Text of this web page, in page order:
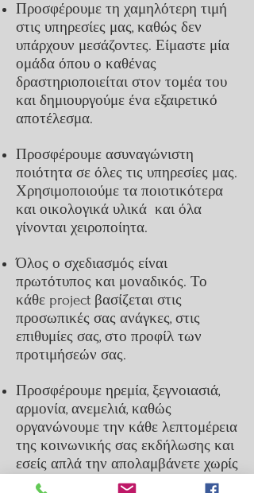
Προσφέρουμε τη χαμηλότερη τιμή
στις υπηρεσίες μας, καθώς δεν
υπάρχουν μεσάζοντες. Είμαστε μία
ομάδα όπου ο καθένας
δραστηριοποιείται στον τομέα του
και δημιουργούμε ένα εξαιρετικό
αποτέλεσμα.
Προσφέρουμε ασυναγώνιστη
ποιότητα σε όλες τις υπηρεσίες μας.
Χρησιμοποιούμε τα ποιοτικότερα
και οικολογικά υλικά και όλα
γίνονται χειροποίητα.
Όλος ο σχεδιασμός είναι
πρωτότυπος και μοναδικός. Το
κάθε project βασίζεται στις
προσωπικές σας ανάγκες, στις
επιθυμίες σας, στο προφίλ των
προτιμήσεών σας.
Προσφέρουμε ηρεμία, ξεγνοιασιά,
αρμονία, ανεμελιά, καθώς
οργανώνουμε την κάθε λεπτομέρεια
της κοινωνικής σας εκδήλωσης και
εσείς απλά την απολαμβάνετε χωρίς
να αγχώνεστε ή να ασχολείστε με